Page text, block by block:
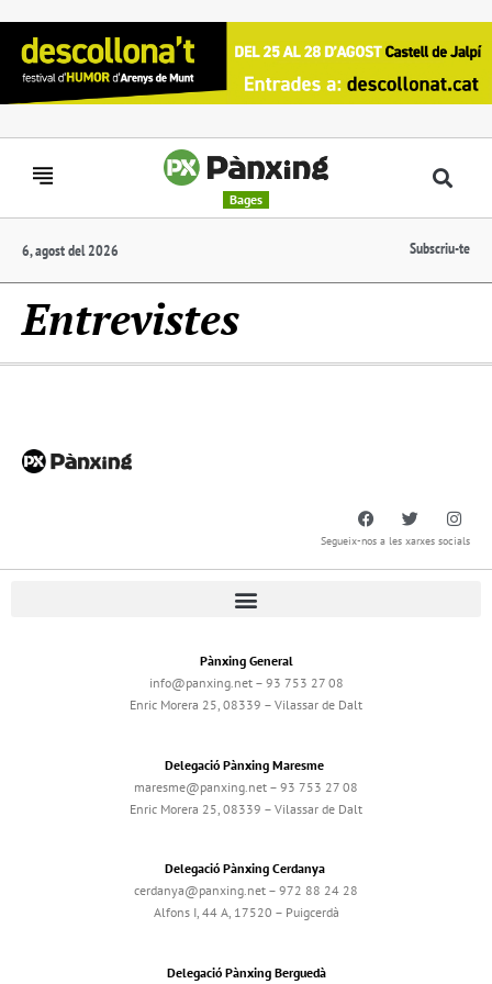
Bages
6, agost del 2026 Subscriu-te
Entrevistes
Segueix-nos a les xarxes socials
Pànxing General
info@panxing.net – 93 753 27 08
Enric Morera 25, 08339 – Vilassar de Dalt
Delegació Pànxing Maresme
maresme@panxing.net – 93 753 27 08
Enric Morera 25, 08339 – Vilassar de Dalt
Delegació Pànxing Cerdanya
cerdanya@panxing.net – 972 88 24 28
Alfons I, 44 A, 17520 – Puigcerdà
Delegació Pànxing Berguedà